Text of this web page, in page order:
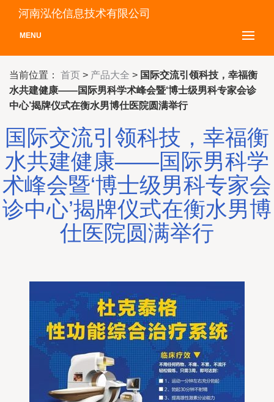
河南泓伦信息技术有限公司
MENU
当前位置： 首页 > 产品大全 > 国际交流引领科技，幸福衡
水共建健康——国际男科学术峰会暨‘博士级男科专家会诊
中心’揭牌仪式在衡水男博仕医院圆满举行
国际交流引领科技，幸福衡
水共建健康——国际男科学
术峰会暨‘博士级男科专家会
诊中心’揭牌仪式在衡水男博
仕医院圆满举行